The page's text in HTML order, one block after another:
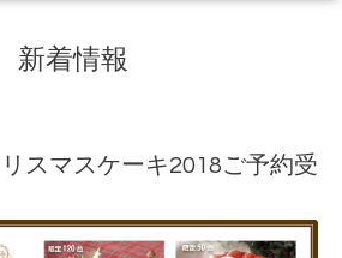
新着情報
リスマスケーキ2018ご予約受